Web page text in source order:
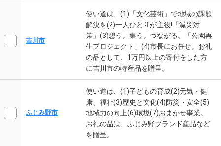
吉川市
使い道は、(1)「文化芸術」で地域の課題
解決を(2)一人ひとりが主役!「減災対
策」(3)憩う。集う。つながる。「公園再
生プロジェクト」(4)市長にお任せ。お礼
の品として、1万円以上の寄付をした方
に吉川市の特産品を贈呈。
ふじみ野市
使い道は、(1)子どもの育成(2)元気・健
康、福祉(3)歴史と文化(4)防災・安全(5)
地域力の向上(6)環境(7)おまかせ事業。
お礼の品は、ふじみ野ブランド産品など
を贈呈。